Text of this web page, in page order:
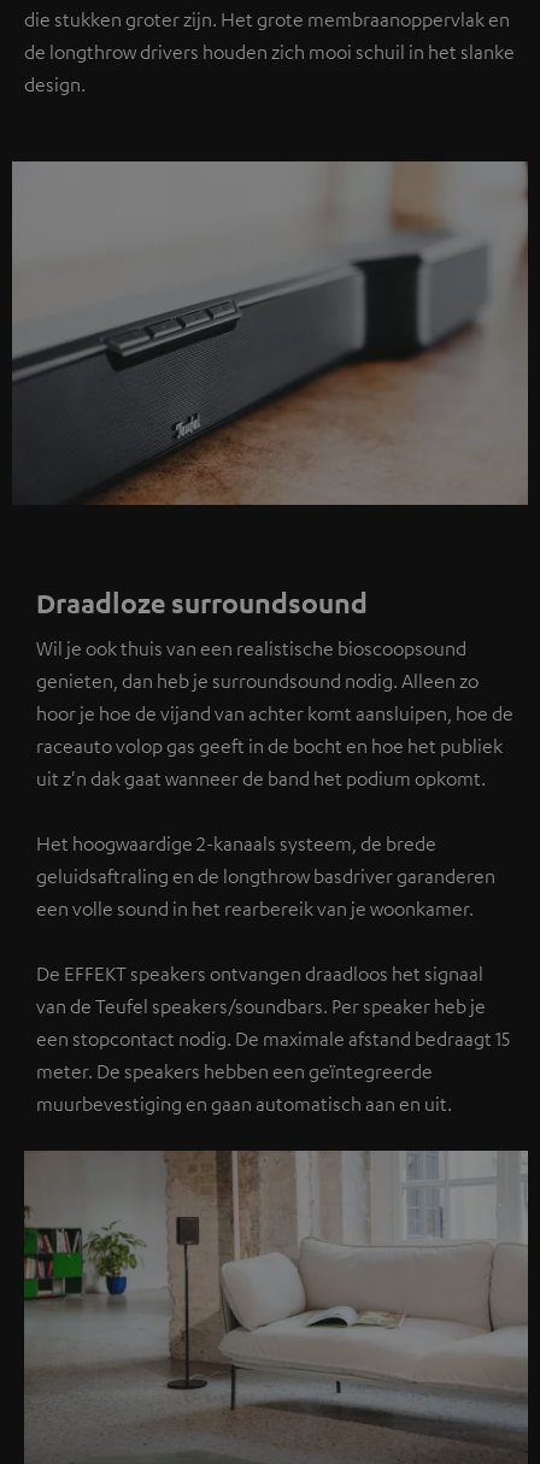
die stukken groter zijn. Het grote membraanoppervlak en
de longthrow drivers houden zich mooi schuil in het slanke
design.
Draadloze surroundsound
Wil je ook thuis van een realistische bioscoopsound
genieten, dan heb je surroundsound nodig. Alleen zo
hoor je hoe de vijand van achter komt aansluipen, hoe de
raceauto volop gas geeft in de bocht en hoe het publiek
uit z'n dak gaat wanneer de band het podium opkomt.
Het hoogwaardige 2-kanaals systeem, de brede
geluidsaftraling en de longthrow basdriver garanderen
een volle sound in het rearbereik van je woonkamer.
De EFFEKT speakers ontvangen draadloos het signaal
van de Teufel speakers/soundbars. Per speaker heb je
een stopcontact nodig. De maximale afstand bedraagt 15
meter. De speakers hebben een geïntegreerde
muurbevestiging en gaan automatisch aan en uit.